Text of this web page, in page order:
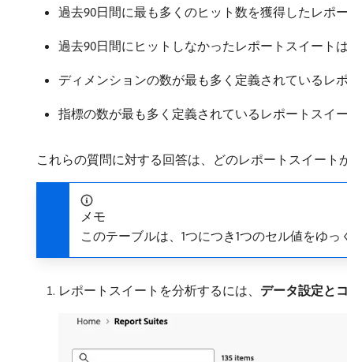
過去90日間に最も多くのヒット数を獲得したレポ
過去90日間にヒットしなかったレポートスイート
ディメンションの数が最も多く定義されているレ
指標の数が最も多く定義されているレポートスイ
これらの質問に対する回答は、どのレポートスイート
メモ
このテーブルは、1つにつき1つのセル値をゆっ
レポートスイートを分析するには、 データ設定と